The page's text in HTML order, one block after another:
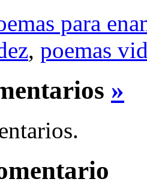
para
, poemas
»